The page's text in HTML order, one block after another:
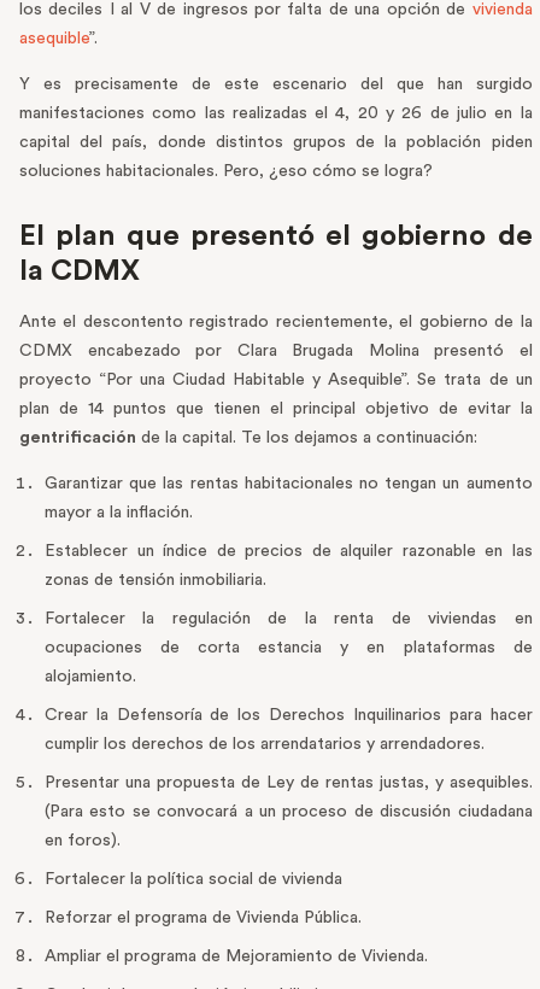
los deciles I al V de ingresos por falta de una opción de vivienda
asequible”.
Y es precisamente de este escenario del que han surgido
manifestaciones como las realizadas el 4, 20 y 26 de julio en la
capital del país, donde distintos grupos de la población piden
soluciones habitacionales. Pero, ¿eso cómo se logra?
El plan que presentó el gobierno de
la CDMX
Ante el descontento registrado recientemente, el gobierno de la
CDMX encabezado por Clara Brugada Molina presentó el
proyecto “Por una Ciudad Habitable y Asequible”. Se trata de un
plan de 14 puntos que tienen el principal objetivo de evitar la
gentrificación de la capital. Te los dejamos a continuación:
Garantizar que las rentas habitacionales no tengan un aumento
mayor a la inflación.
Establecer un índice de precios de alquiler razonable en las
zonas de tensión inmobiliaria.
Fortalecer la regulación de la renta de viviendas en
ocupaciones de corta estancia y en plataformas de
alojamiento.
Crear la Defensoría de los Derechos Inquilinarios para hacer
cumplir los derechos de los arrendatarios y arrendadores.
Presentar una propuesta de Ley de rentas justas, y asequibles.
(Para esto se convocará a un proceso de discusión ciudadana
en foros).
Fortalecer la política social de vivienda
Reforzar el programa de Vivienda Pública.
Ampliar el programa de Mejoramiento de Vivienda.